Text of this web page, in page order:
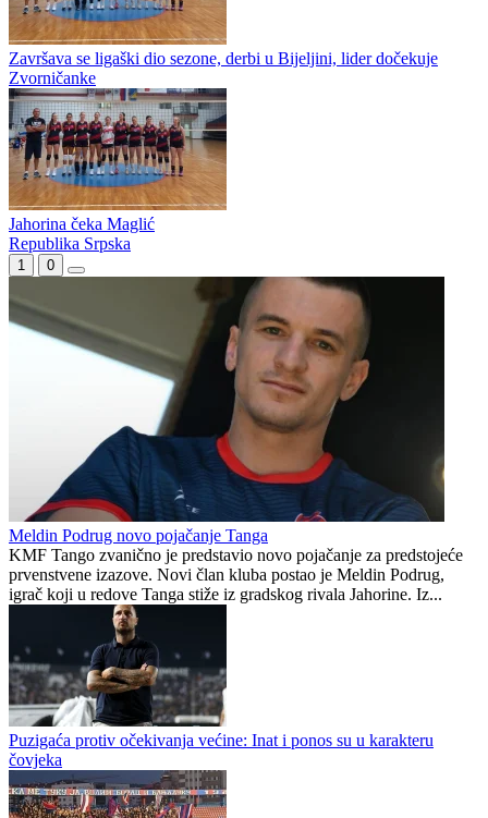
Tandem ''ganja'' finale, tandem treću utakmicu
Jahorina povela u seriji
Kreće borba za titulu odbojkašica
Završava se ligaški dio sezone, derbi u Bijeljini, lider dočekuje
Zvorničanke
Jahorina čeka Maglić
Republika Srpska
1 0